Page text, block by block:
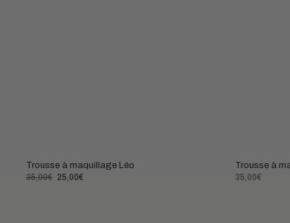
Trousse à maquillage Léo
Prix
35,00€ Prix
25,00€
Trousse à
Prix
35,00€